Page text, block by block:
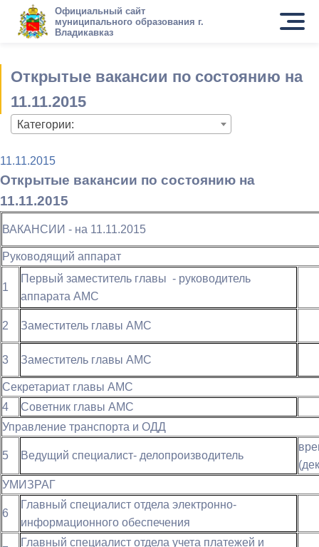
Официальный сайт
муниципального образования г.
Владикавказ
Открытые вакансии по состоянию на
11.11.2015
Категории:
11.11.2015
Открытые вакансии по состоянию на
11.11.2015
ВАКАНСИИ - на 11.11.2015
Руководящий аппарат
1
Первый заместитель главы - руководитель
аппарата АМС
2 Заместитель главы АМС
3 Заместитель главы АМС
Секретариат главы АМС
4
Советник главы АМС
Управление транспорта и ОДД
5 Ведущий специалист- делопроизводитель
УМИЗРАГ
6
Главный специалист отдела электронно-
информационного обеспечения
Главный специалист отдела учета платежей и